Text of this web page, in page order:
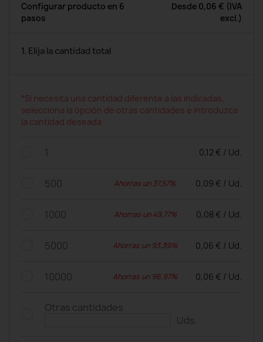
Configurar producto en 6
pasos
Desde 0,06 € (IVA
excl.)
1. Elija la cantidad total
*Si necesita una cantidad diferente a las indicadas,
selecciona la opción de otras cantidades e introduzca
la cantidad deseada
1 0,12 € / Ud.
500 Ahorras un 37,57% 0,09 € / Ud.
1000 Ahorras un 49,77% 0,08 € / Ud.
5000 Ahorras un 93,39% 0,06 € / Ud.
10000 Ahorras un 96,97% 0,06 € / Ud.
Otras cantidades
Uds.